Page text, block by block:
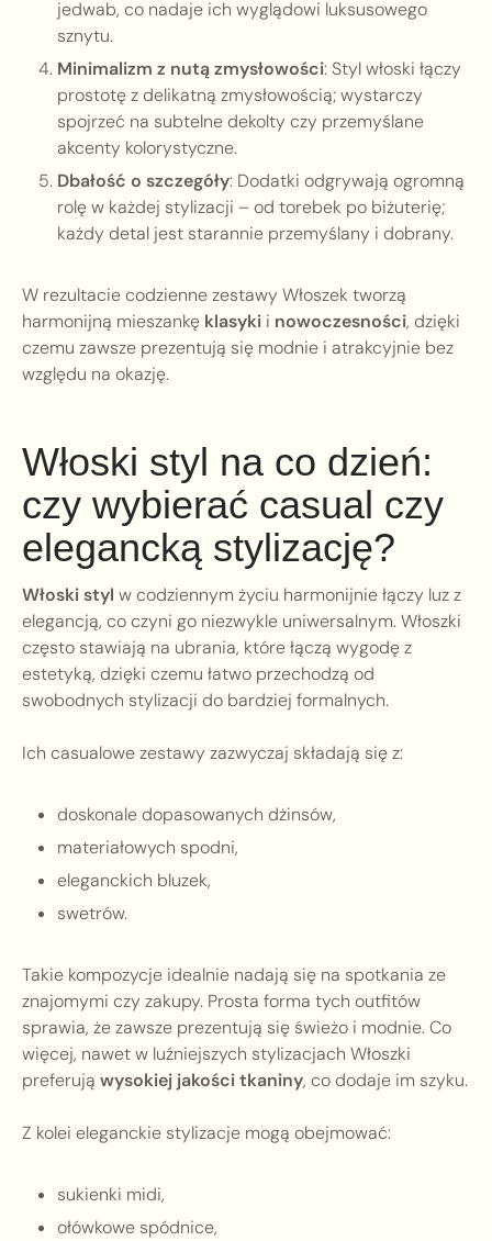
jedwab, co nadaje ich wyglądowi luksusowego
sznytu.
Minimalizm z nutą zmysłowości: Styl włoski łączy
prostotę z delikatną zmysłowością; wystarczy
spojrzeć na subtelne dekolty czy przemyślane
akcenty kolorystyczne.
Dbałość o szczegóły: Dodatki odgrywają ogromną
rolę w każdej stylizacji – od torebek po biżuterię;
każdy detal jest starannie przemyślany i dobrany.
W rezultacie codzienne zestawy Włoszek tworzą
harmonijną mieszankę klasyki i nowoczesności, dzięki
czemu zawsze prezentują się modnie i atrakcyjnie bez
względu na okazję.
Włoski styl na co dzień:
czy wybierać casual czy
elegancką stylizację?
Włoski styl w codziennym życiu harmonijnie łączy luz z
elegancją, co czyni go niezwykle uniwersalnym. Włoszki
często stawiają na ubrania, które łączą wygodę z
estetyką, dzięki czemu łatwo przechodzą od
swobodnych stylizacji do bardziej formalnych.
Ich casualowe zestawy zazwyczaj składają się z:
doskonale dopasowanych dżinsów,
materiałowych spodni,
eleganckich bluzek,
swetrów.
Takie kompozycje idealnie nadają się na spotkania ze
znajomymi czy zakupy. Prosta forma tych outfitów
sprawia, że zawsze prezentują się świeżo i modnie. Co
więcej, nawet w luźniejszych stylizacjach Włoszki
preferują wysokiej jakości tkaniny, co dodaje im szyku.
Z kolei eleganckie stylizacje mogą obejmować:
sukienki midi,
ołówkowe spódnice,